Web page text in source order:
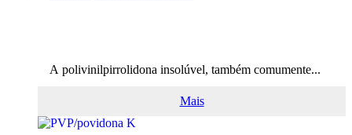
A polivinilpirrolidona insolúvel, também comumente...
Mais